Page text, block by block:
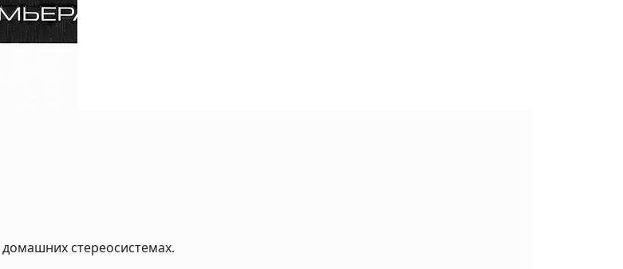
стереосистемах.